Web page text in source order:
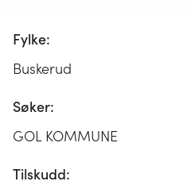
Fylke:
Buskerud
Søker:
GOL KOMMUNE
Tilskudd: